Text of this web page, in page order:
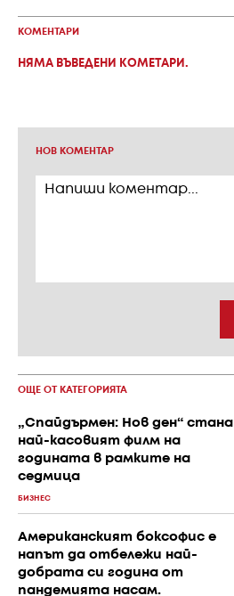
КОМЕНТАРИ
НЯМА ВЪВЕДЕНИ КОМЕТАРИ.
НОВ КОМЕНТАР
ОЩЕ ОТ КАТЕГОРИЯТА
„Спайдърмен: Нов ден“ стана
най-касовият филм на
годината в рамките на
седмица
БИЗНЕС
Американският боксофис е
напът да отбележи най-
добрата си година от
пандемията насам.